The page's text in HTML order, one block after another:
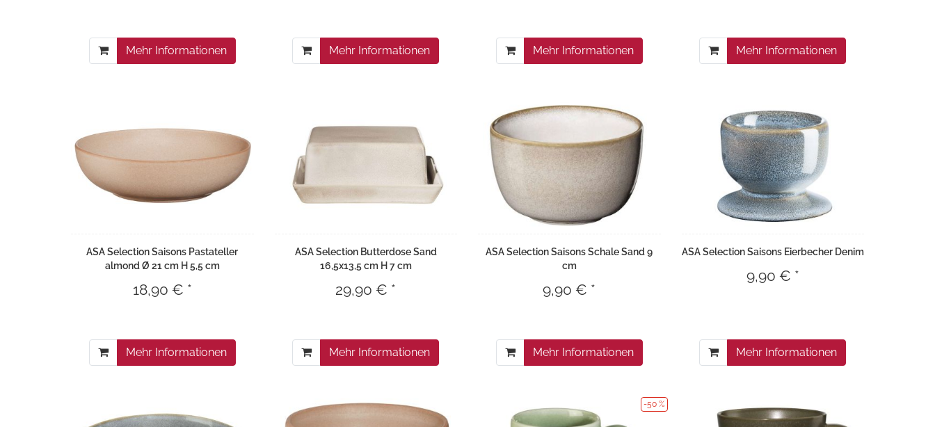
Mehr Informationen Mehr Informationen Mehr Informationen Mehr Informationen
ASA Selection Saisons Pastateller
almond Ø 21 cm H 5,5 cm
18,90 € *
Mehr Informationen
ASA Selection Butterdose Sand
16,5x13,5 cm H 7 cm
29,90 € *
Mehr Informationen
ASA Selection Saisons Schale Sand 9
cm
9,90 € *
Mehr Informationen
ASA Selection Saisons Eierbecher Denim
9,90 € *
Mehr Informationen
-50 %